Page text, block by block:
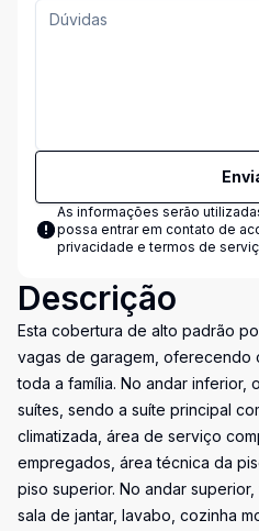
As informações serão
possa entrar em contato de
privacidade e termos de
Descrição
Esta cobertura de alto padrão
vagas de garagem, oferecendo
toda a família. No andar inferior,
suítes, sendo a suíte principal
climatizada, área de serviço
empregados, área técnica da
piso superior. No andar
sala de jantar, lavabo, cozinha